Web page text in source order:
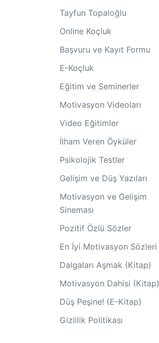
Tayfun Topaloğlu
Online Koçluk
Başvuru ve Kayıt Formu
E-Koçluk
Eğitim ve Seminerler
Motivasyon Videoları
Video Eğitimler
İlham Veren Öyküler
Psikolojik Testler
Gelişim ve Düş Yazıları
Motivasyon ve Gelişim
Sineması
Pozitif Özlü Sözler
En İyi Motivasyon Sözleri
Dalgaları Aşmak (Kitap)
Motivasyon Dahisi (Kitap)
Düş Peşine! (E-Kitap)
Gizlilik Politikası